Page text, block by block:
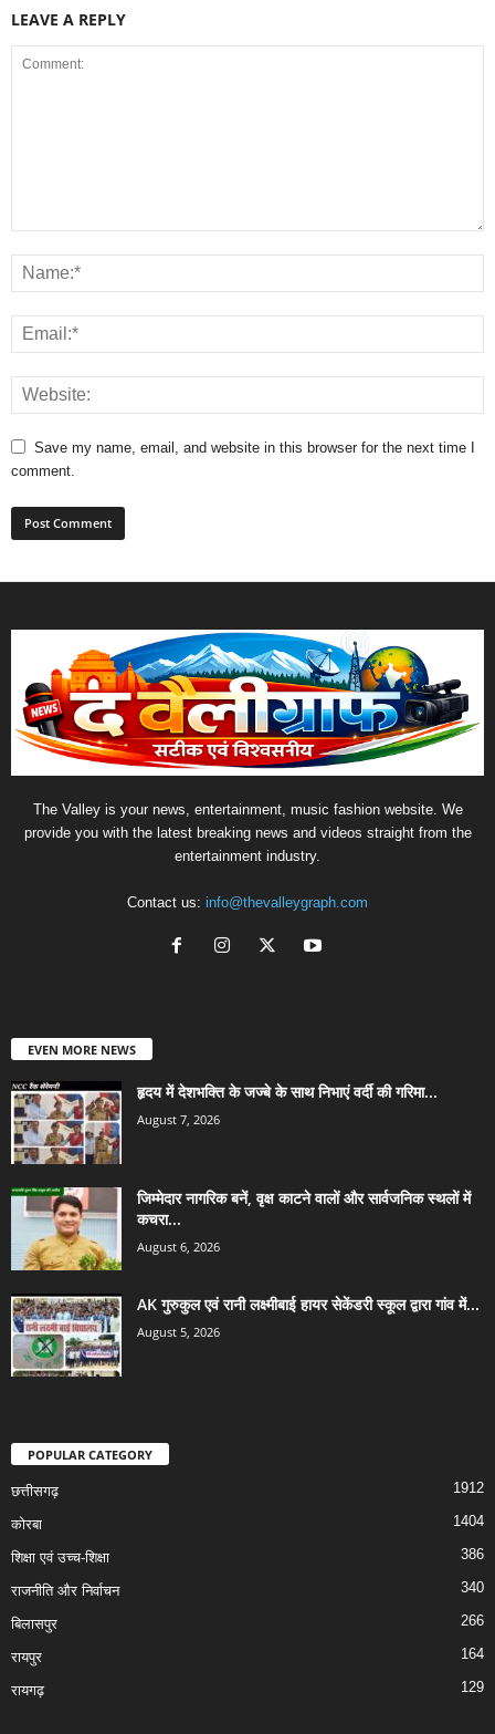
LEAVE A REPLY
Save my name, email, and website in this browser for the next time I
comment.
The Valley is your news, entertainment, music fashion website. We
provide you with the latest breaking news and videos straight from the
entertainment industry.
Contact us: info@thevalleygraph.com
EVEN MORE NEWS
हृदय में देशभक्ति के जज्बे के साथ निभाएं वर्दी की गरिमा...
August 7, 2026
जिम्मेदार नागरिक बनें, वृक्ष काटने वालों और सार्वजनिक स्थलों में
कचरा...
August 6, 2026
AK गुरुकुल एवं रानी लक्ष्मीबाई हायर सेकेंडरी स्कूल द्वारा गांव में...
August 5, 2026
POPULAR CATEGORY
छत्तीसगढ़ 1912
कोरबा 1404
शिक्षा एवं उच्च-शिक्षा 386
राजनीति और निर्वाचन 340
बिलासपुर 266
रायपुर 164
रायगढ़ 129